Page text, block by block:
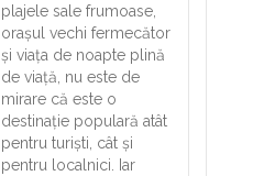
plajele sale frumoase,
orașul vechi fermecător
și viața de noapte plină
de viață, nu este de
mirare că este o
destinație populară atât
pentru turiști, cât și
pentru localnici. Iar